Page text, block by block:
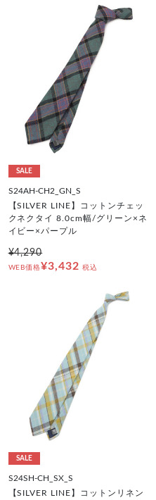
SALE
S24AH-CH2_GN_S
【SILVER LINE】コットンチェッ
クネクタイ 8.0cm幅/グリーン×ネ
イビー×パープル
¥4,290
WEB価格¥3,432 税込
SALE
S24SH-CH_SX_S
【SILVER LINE】コットンリネン